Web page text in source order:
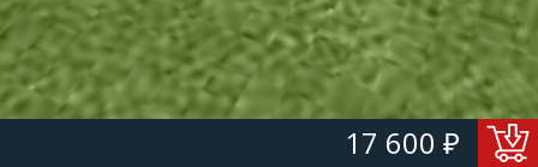
17 600 ₽